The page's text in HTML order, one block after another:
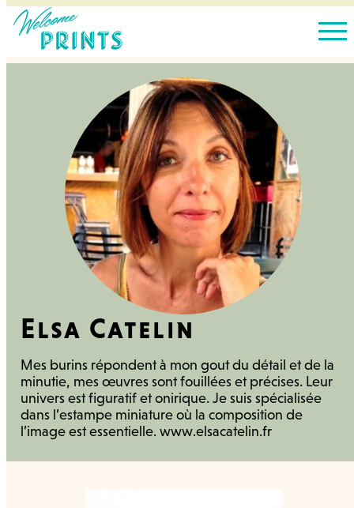
Elsa Catelin
Mes burins répondent à mon gout du détail et de la
minutie, mes œuvres sont fouillées et précises. Leur
univers est figuratif et onirique. Je suis spécialisée
dans l’estampe miniature où la composition de
l’image est essentielle. www.elsacatelin.fr